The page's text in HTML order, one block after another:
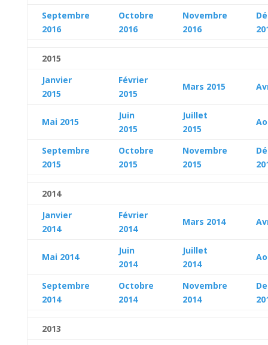
Septembre
2016
Octobre
2016
Novembre
2016
2015
Janvier
2015
Février
2015
Mars 2015
Mai 2015
Juin
2015
Juillet
2015
Septembre
2015
Octobre
2015
Novembre
2015
2014
Janvier
2014
Février
2014
Mars 2014
Mai2014
Juin
2014
Juillet
2014
Septembre
2014
Octobre
2014
Novembre
2014
2013